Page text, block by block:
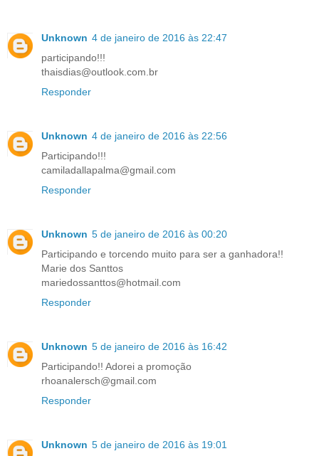
Unknown 4 de janeiro de 2016 às 22:47
participando!!!
thaisdias@outlook.com.br
Responder
Unknown 4 de janeiro de 2016 às 22:56
Participando!!!
camiladallapalma@gmail.com
Responder
Unknown 5 de janeiro de 2016 às 00:20
Participando e torcendo muito para ser a ganhadora!!
Marie dos Santtos
mariedossanttos@hotmail.com
Responder
Unknown 5 de janeiro de 2016 às 16:42
Participando!! Adorei a promoção
rhoanalersch@gmail.com
Responder
Unknown 5 de janeiro de 2016 às 19:01